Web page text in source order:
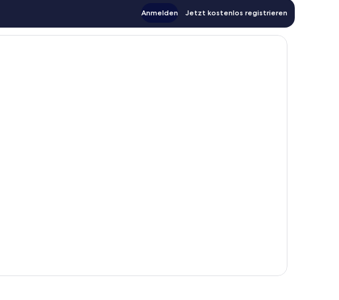
Anmelden Jetzt kostenlos registrieren